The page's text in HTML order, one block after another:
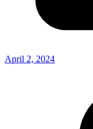
April 2, 2024